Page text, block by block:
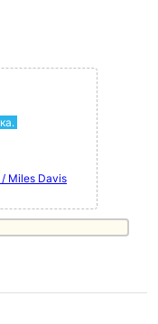
Miles Davis